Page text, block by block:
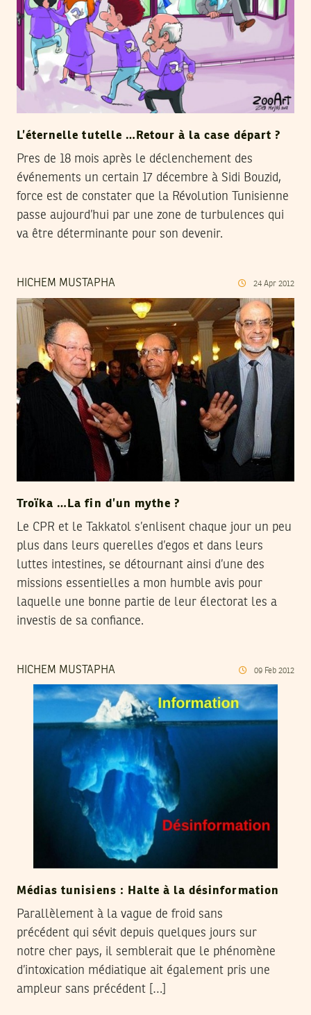
L’éternelle tutelle …Retour à la case départ ?
Pres de 18 mois après le déclenchement des
événements un certain 17 décembre à Sidi Bouzid,
force est de constater que la Révolution Tunisienne
passe aujourd’hui par une zone de turbulences qui
va être déterminante pour son devenir.
HICHEM MUSTAPHA 24 Apr 2012
Troïka …La fin d’un mythe ?
Le CPR et le Takkatol s’enlisent chaque jour un peu
plus dans leurs querelles d’egos et dans leurs
luttes intestines, se détournant ainsi d’une des
missions essentielles a mon humble avis pour
laquelle une bonne partie de leur électorat les a
investis de sa confiance.
HICHEM MUSTAPHA 09 Feb 2012
Médias tunisiens : Halte à la désinformation
Parallèlement à la vague de froid sans
précédent qui sévit depuis quelques jours sur
notre cher pays, il semblerait que le phénomène
d’intoxication médiatique ait également pris une
ampleur sans précédent […]